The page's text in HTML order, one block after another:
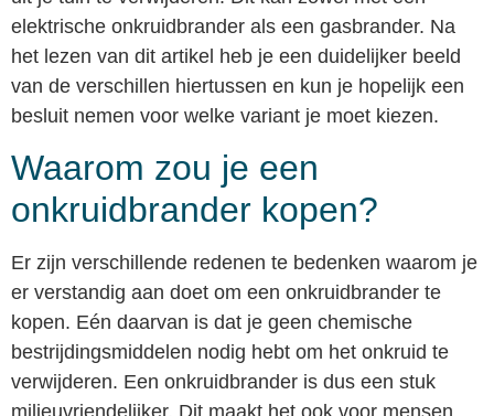
elektrische onkruidbrander als een gasbrander. Na
het lezen van dit artikel heb je een duidelijker beeld
van de verschillen hiertussen en kun je hopelijk een
besluit nemen voor welke variant je moet kiezen.
Waarom zou je een
onkruidbrander kopen?
Er zijn verschillende redenen te bedenken waarom je
er verstandig aan doet om een onkruidbrander te
kopen. Eén daarvan is dat je geen chemische
bestrijdingsmiddelen nodig hebt om het onkruid te
verwijderen. Een onkruidbrander is dus een stuk